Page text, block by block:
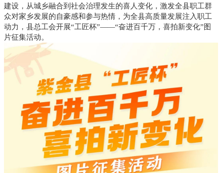
建设，从城乡融合到社会治理发生的喜人变化，激发全县职工群
众对家乡发展的自豪感和参与热情，为全县高质量发展注入职工
动力，县总工会开展“工匠杯”——“奋进百千万，喜拍新变化”图
片征集活动。